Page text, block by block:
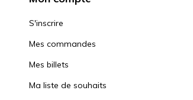
S'inscrire
Mes commandes
Mes billets
Ma liste de souhaits